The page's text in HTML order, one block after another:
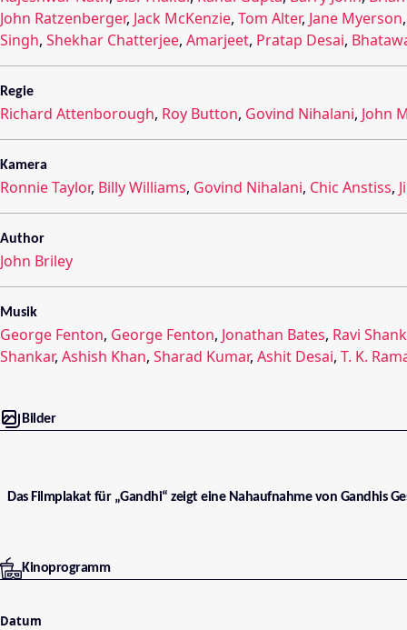
John Ratzenberger, Jack McKenzie, Tom Alter, Jane Myerson
Singh, Shekhar Chatterjee, Amarjeet, Pratap Desai,
Regie
Richard Attenborough, Roy Button, Govind Nihalani, John
Kamera
Ronnie Taylor, Billy Williams, Govind Nihalani, Chic Anstiss,
Author
John Briley
Musik
George Fenton, George Fenton, Jonathan Bates, Ravi
Shankar, Ashish Khan, Sharad Kumar, Ashit Desai, T. K.
Bilder
Das Filmplakat für „Gandhi“ zeigt eine Nahaufnahme von Gandhis
Kinoprogramm
Datum